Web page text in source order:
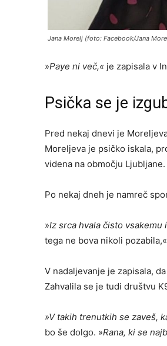
Jana Morelj (foto: Facebook/Jana
»Paye ni več,« je zapisala v
Psička se je
Pred nekaj dnevi je
Moreljeva je psičko iskala,
videna na območju
Po nekaj dneh je namreč
»Iz srca hvala čisto vsakemu
tega ne bova nikoli
V nadaljevanje je zapisala,
Zahvalila se je tudi društvu
»V takih trenutkih se zaveš,
bo še dolgo. »Rana, ki se